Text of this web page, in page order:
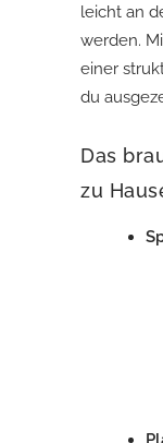
leicht an
werden.
einer
du
Das
zu